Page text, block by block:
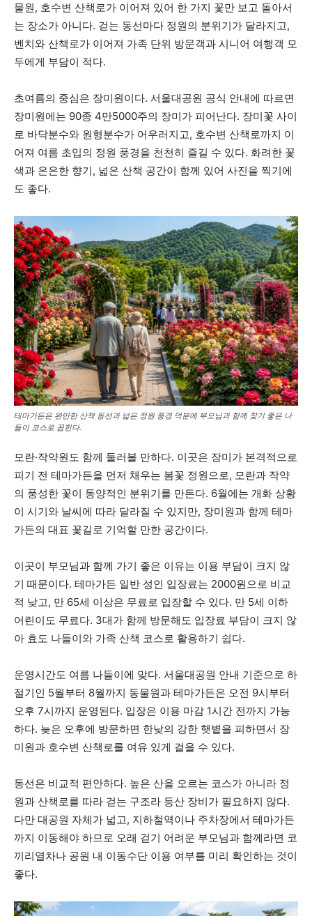
물원, 호수변 산책로가 이어져 있어 한 가지 꽃만 보고 돌아서
는 장소가 아니다. 걷는 동선마다 정원의 분위기가 달라지고,
벤치와 산책로가 이어져 가족 단위 방문객과 시니어 여행객 모
두에게 부담이 적다.
초여름의 중심은 장미원이다. 서울대공원 공식 안내에 따르면
장미원에는 90종 4만5000주의 장미가 피어난다. 장미꽃 사이
로 바닥분수와 원형분수가 어우러지고, 호수변 산책로까지 이
어져 여름 초입의 정원 풍경을 천천히 즐길 수 있다. 화려한 꽃
색과 은은한 향기, 넓은 산책 공간이 함께 있어 사진을 찍기에
도 좋다.
테마가든은 완만한 산책 동선과 넓은 정원 풍경 덕분에 부모님과 함께 찾기 좋은 나
들이 코스로 꼽힌다.
모란·작약원도 함께 둘러볼 만하다. 이곳은 장미가 본격적으로
피기 전 테마가든을 먼저 채우는 봄꽃 정원으로, 모란과 작약
의 풍성한 꽃이 동양적인 분위기를 만든다. 6월에는 개화 상황
이 시기와 날씨에 따라 달라질 수 있지만, 장미원과 함께 테마
가든의 대표 꽃길로 기억할 만한 공간이다.
이곳이 부모님과 함께 가기 좋은 이유는 이용 부담이 크지 않
기 때문이다. 테마가든 일반 성인 입장료는 2000원으로 비교
적 낮고, 만 65세 이상은 무료로 입장할 수 있다. 만 5세 이하
어린이도 무료다. 3대가 함께 방문해도 입장료 부담이 크지 않
아 효도 나들이와 가족 산책 코스로 활용하기 쉽다.
운영시간도 여름 나들이에 맞다. 서울대공원 안내 기준으로 하
절기인 5월부터 8월까지 동물원과 테마가든은 오전 9시부터
오후 7시까지 운영된다. 입장은 이용 마감 1시간 전까지 가능
하다. 늦은 오후에 방문하면 한낮의 강한 햇볕을 피하면서 장
미원과 호수변 산책로를 여유 있게 걸을 수 있다.
동선은 비교적 편안하다. 높은 산을 오르는 코스가 아니라 정
원과 산책로를 따라 걷는 구조라 등산 장비가 필요하지 않다.
다만 대공원 자체가 넓고, 지하철역이나 주차장에서 테마가든
까지 이동해야 하므로 오래 걷기 어려운 부모님과 함께라면 코
끼리열차나 공원 내 이동수단 이용 여부를 미리 확인하는 것이
좋다.